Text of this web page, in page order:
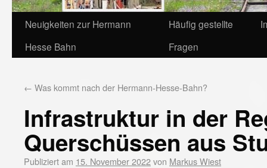
Neuigkeiten zur Hermann
Hesse Bahn
Häufig gestellte
Fragen
← Was kommt nach der Hermann-Hesse-Bahn?
Infrastruktur in der
Querschüssen aus
Publiziert am 15. November 2022von Markus Wiest